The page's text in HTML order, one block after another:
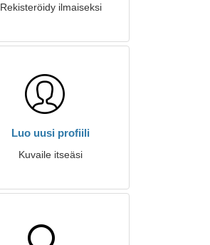
Rekisteröidy ilmaiseksi
Luo uusi profiili
Kuvaile itseäsi